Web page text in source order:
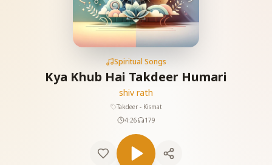
Spiritual Songs
Kya Khub Hai Takdeer Humari
shiv rath
Takdeer - Kismat
4:26
179